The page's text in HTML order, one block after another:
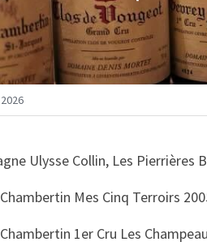
Ulysse Collin, Les Pierrières
Mes Cinq Terroirs
1er Cru Les